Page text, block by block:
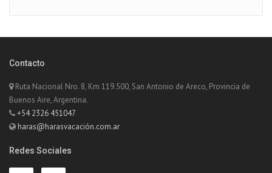
Contacto
Ruta Nacional Nro. 8, Km 119.500, San Antonio de Areco, Provincia de
Buenos Aire, Argentina.
+54 2326 451047
haras@harasvacación.com.ar
Redes Sociales